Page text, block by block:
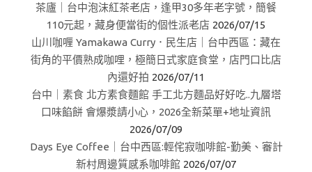
茶廬｜台中泡沫紅茶老店，逢甲30多年老字號，簡餐
110元起，藏身便當街的個性派老店 2026/07/15
山川咖喱 Yamakawa Curry．民生店｜台中西區：藏在
街角的平價熟成咖哩，極簡日式家庭食堂，店門口比店
內還好拍 2026/07/11
台中｜素食 北方素食麵館 手工北方麵品好好吃..九層塔
口味餡餅 會爆漿請小心，2026全新菜單+地址資訊
2026/07/09
Days Eye Coffee｜台中西區:輕侘寂咖啡館-勤美、審計
新村周邊質感系咖啡館 2026/07/07